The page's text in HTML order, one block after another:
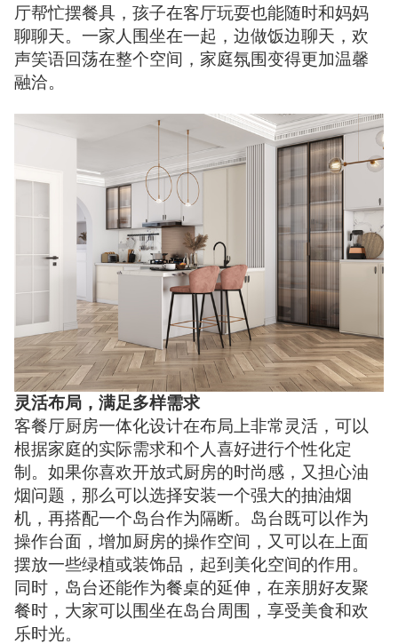
厅帮忙摆餐具，孩子在客厅玩耍也能随时和妈妈
聊聊天。一家人围坐在一起，边做饭边聊天，欢
声笑语回荡在整个空间，家庭氛围变得更加温馨
融洽。
灵活布局，满足多样需求
客餐厅厨房一体化设计在布局上非常灵活，可以
根据家庭的实际需求和个人喜好进行个性化定
制。如果你喜欢开放式厨房的时尚感，又担心油
烟问题，那么可以选择安装一个强大的抽油烟
机，再搭配一个岛台作为隔断。岛台既可以作为
操作台面，增加厨房的操作空间，又可以在上面
摆放一些绿植或装饰品，起到美化空间的作用。
同时，岛台还能作为餐桌的延伸，在亲朋好友聚
餐时，大家可以围坐在岛台周围，享受美食和欢
乐时光。